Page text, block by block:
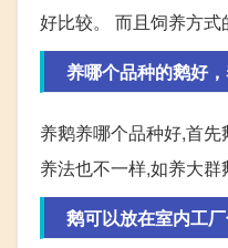
好比较。 而且饲养方式
养哪个品种的鹅好
养鹅养哪个品种好,首
养法也不一样,如养大群
鹅可以放在室内工